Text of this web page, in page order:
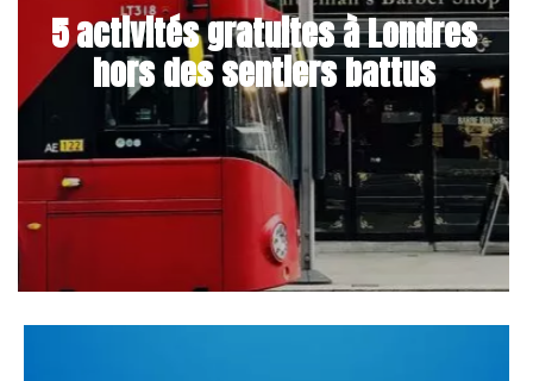
5 activités gratuites à Londres
hors des sentiers battus